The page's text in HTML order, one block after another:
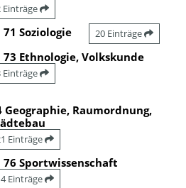
Einträge
71 Soziologie 20 Einträge
73 Ethnologie, Volkskunde
Einträge
Geographie, Raumordnung,
Einträge
76 Sportwissenschaft
Einträge